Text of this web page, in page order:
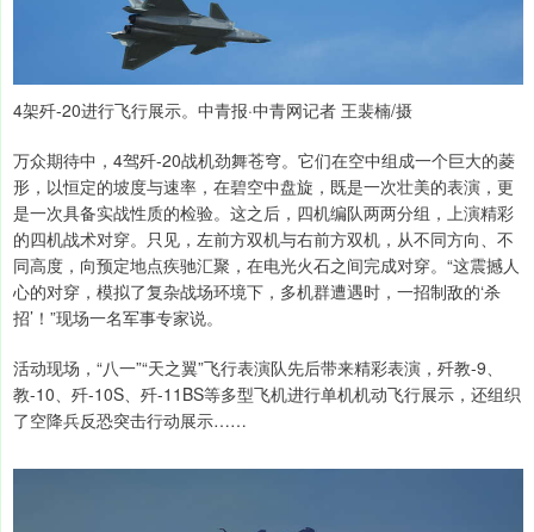
4架歼-20进行飞行展示。中青报·中青网记者 王裴楠/摄
万众期待中，4驾歼-20战机劲舞苍穹。它们在空中组成一个巨大的菱
形，以恒定的坡度与速率，在碧空中盘旋，既是一次壮美的表演，更
是一次具备实战性质的检验。这之后，四机编队两两分组，上演精彩
的四机战术对穿。只见，左前方双机与右前方双机，从不同方向、不
同高度，向预定地点疾驰汇聚，在电光火石之间完成对穿。“这震撼人
心的对穿，模拟了复杂战场环境下，多机群遭遇时，一招制敌的‘杀
招’！”现场一名军事专家说。
活动现场，“八一”“天之翼”飞行表演队先后带来精彩表演，歼教-9、
教-10、歼-10S、歼-11BS等多型飞机进行单机机动飞行展示，还组织
了空降兵反恐突击行动展示……